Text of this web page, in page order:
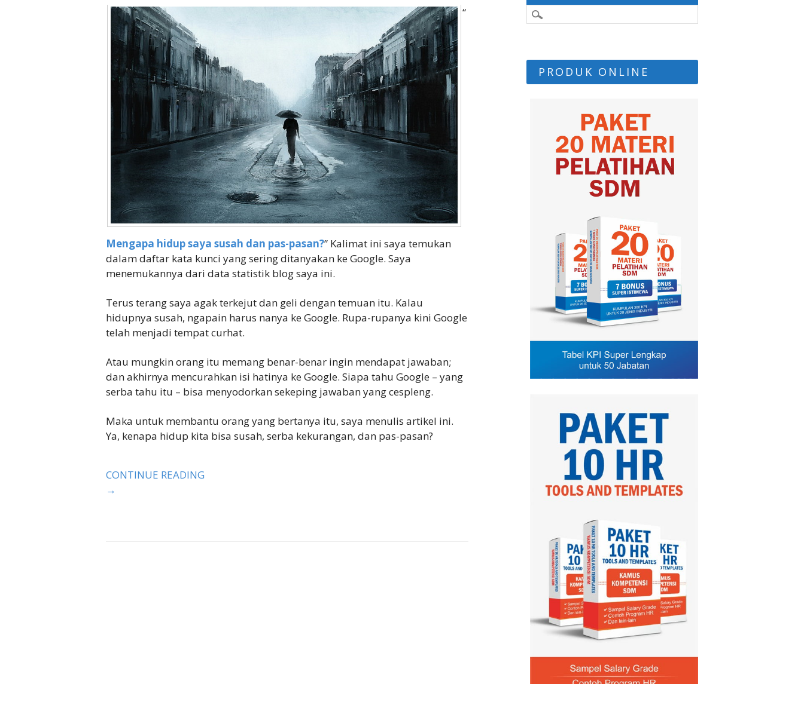
“
Mengapa hidup saya susah dan pas-pasan?” Kalimat ini saya temukan
dalam daftar kata kunci yang sering ditanyakan ke Google. Saya
menemukannya dari data statistik blog saya ini.
Terus terang saya agak terkejut dan geli dengan temuan itu. Kalau
hidupnya susah, ngapain harus nanya ke Google. Rupa-rupanya kini Google
telah menjadi tempat curhat.
Atau mungkin orang itu memang benar-benar ingin mendapat jawaban;
dan akhirnya mencurahkan isi hatinya ke Google. Siapa tahu Google – yang
serba tahu itu – bisa menyodorkan sekeping jawaban yang cespleng.
Maka untuk membantu orang yang bertanya itu, saya menulis artikel ini.
Ya, kenapa hidup kita bisa susah, serba kekurangan, dan pas-pasan?
CONTINUE READING
→
PRODUK ONLINE